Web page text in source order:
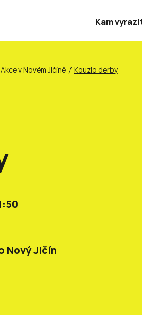
Kam
Akce v Novém Jičíně Kouzlo derby
Nový Jičín